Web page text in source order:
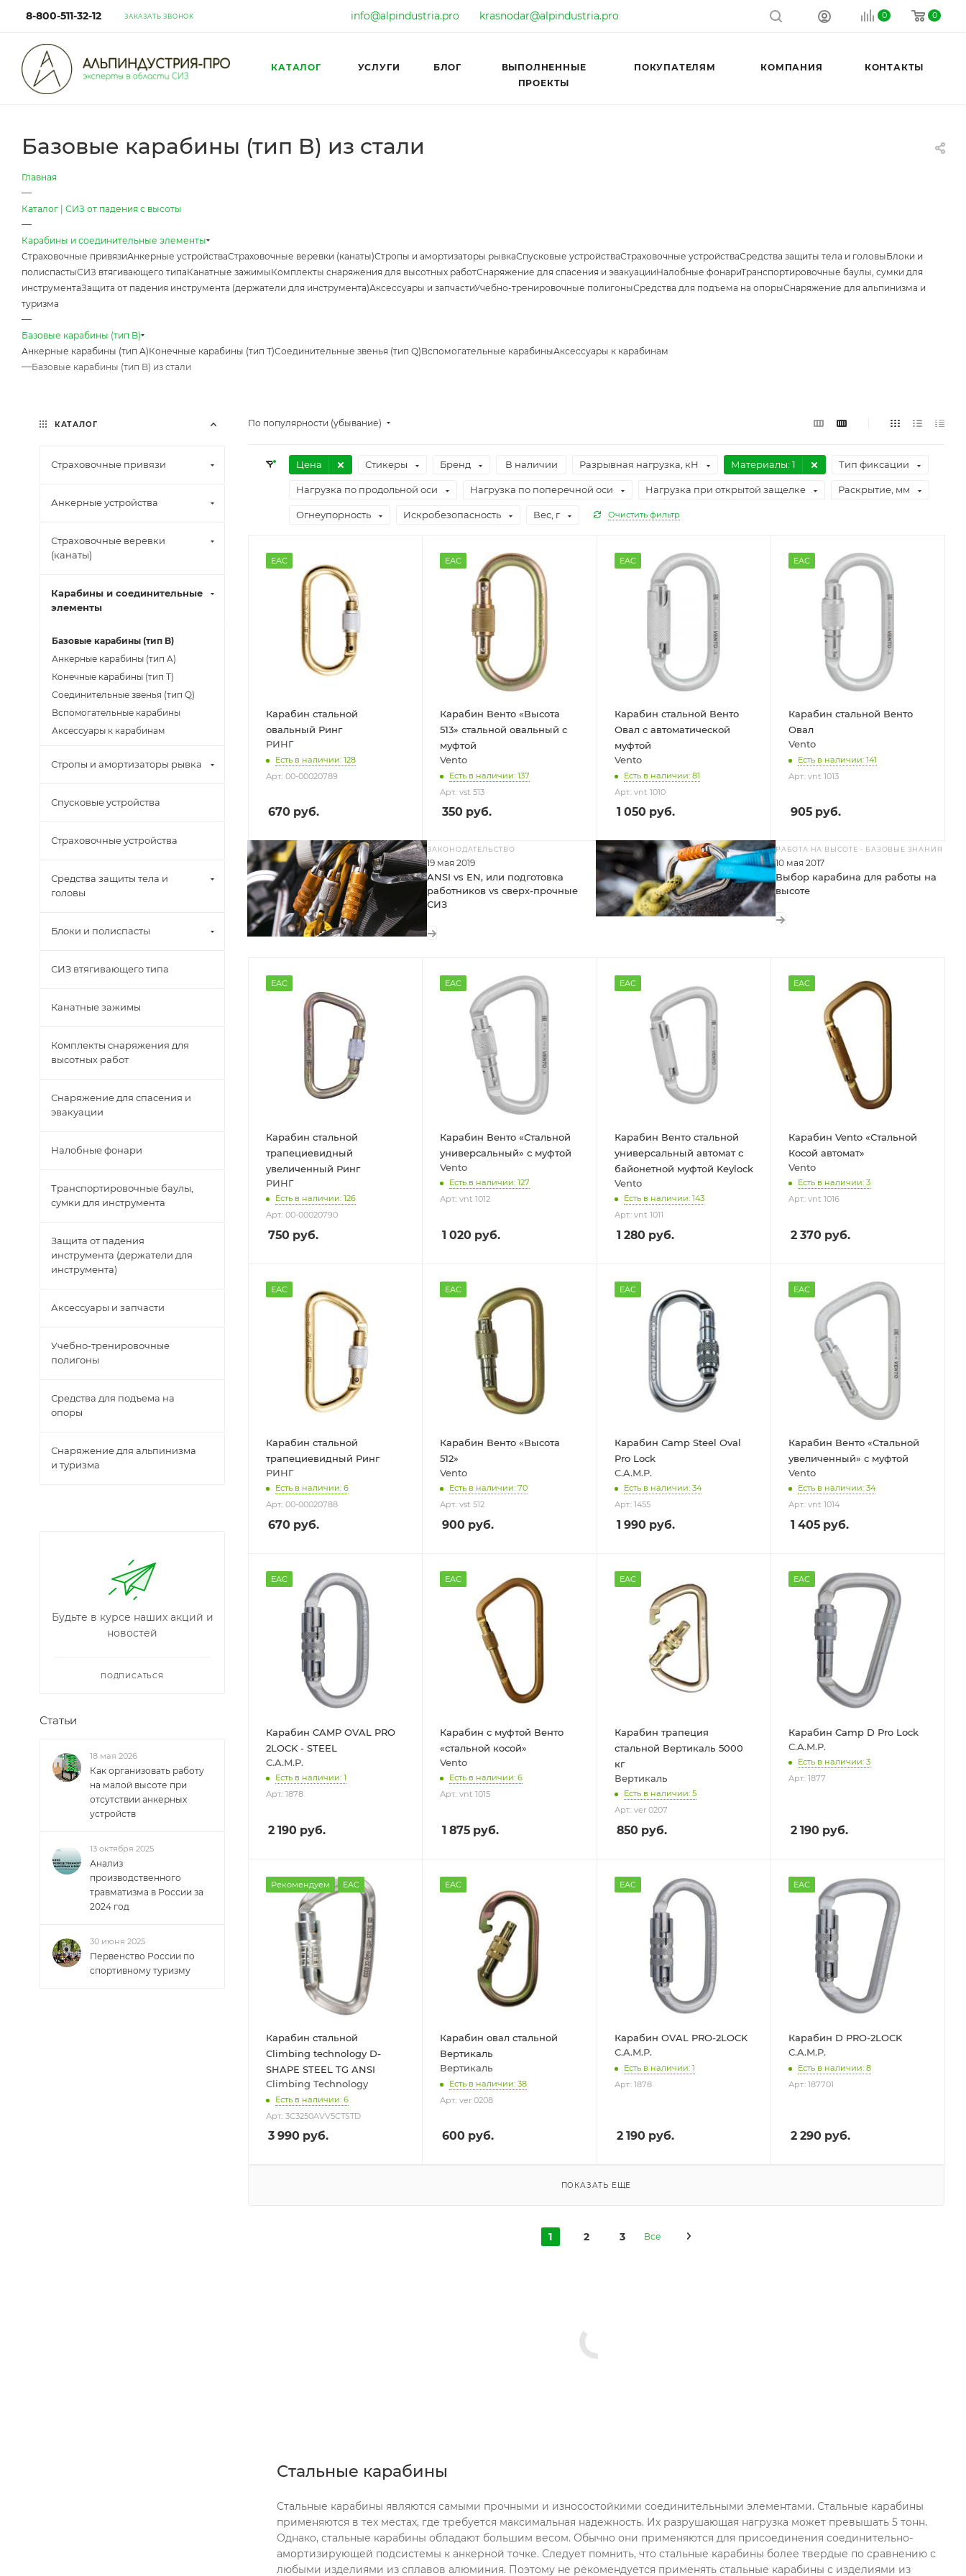
8-800-511-32-12 ЗАКАЗАТЬ ЗВОНОК info@alpindustria.pro krasnodar@alpindustria.pro 0 0
КАТАЛОГ УСЛУГИ БЛОГ
ВЫПОЛНЕННЫЕ
ПРОЕКТЫ
ПОКУПАТЕЛЯМ КОМПАНИЯ КОНТАКТЫ
Базовые карабины (тип B) из стали
Главная
—
Каталог | СИЗ от падения с высоты
—
Карабины и соединительные элементы
Страховочные привязиАнкерные устройстваСтраховочные веревки (канаты)Стропы и амортизаторы рывкаСпусковые устройстваСтраховочные устройстваСредства защиты тела и головыБлоки и
полиспастыСИЗ втягивающего типаКанатные зажимыКомплекты снаряжения для высотных работСнаряжение для спасения и эвакуацииНалобные фонариТранспортировочные баулы, сумки для
инструментаЗащита от падения инструмента (держатели для инструмента)Аксессуары и запчастиУчебно-тренировочные полигоныСредства для подъема на опорыСнаряжение для альпинизма и
туризма
—
Базовые карабины (тип B)
Анкерные карабины (тип A)Конечные карабины (тип T)Соединительные звенья (тип Q)Вспомогательные карабиныАксессуары к карабинам
—Базовые карабины (тип B) из стали
По популярности (убывание)
Цена Стикеры Бренд В наличии Разрывная нагрузка, кН Материалы: 1 Тип фиксации
Нагрузка по продольной оси Нагрузка по поперечной оси Нагрузка при открытой защелке Раскрытие, мм
Огнеупорность Искробезопасность Вес, г Очистить фильтр
EAC
Карабин стальной
овальный Ринг
РИНГ
Есть в наличии: 128
Арт.: 00-00020789
670 руб.
EAC
Карабин Венто «Высота
513» стальной овальный с
муфтой
Vento
Есть в наличии: 137
Арт.: vst 513
350 руб.
EAC
Карабин стальной Венто
Овал с автоматической
муфтой
Vento
Есть в наличии: 81
Арт.: vnt 1010
1 050 руб.
EAC
Карабин стальной Венто
Овал
Vento
Есть в наличии: 141
Арт.: vnt 1013
905руб.
ЗАКОНОДАТЕЛЬСТВО
19 мая 2019
ANSI vs EN, или подготовка
работников vs сверх-прочные
СИЗ
РАБОТА НА ВЫСОТЕ - БАЗОВЫЕ ЗНАНИЯ
10 мая 2017
Выбор карабина для работы на
высоте
EAC
Карабин стальной
трапециевидный
увеличенный Ринг
РИНГ
Есть в наличии: 126
Арт.: 00-00020790
750 руб.
EAC
Карабин Венто «Стальной
универсальный» с муфтой
Vento
Есть в наличии: 127
Арт.: vnt 1012
1 020 руб.
EAC
Карабин Венто стальной
универсальный автомат с
байонетной муфтой Keylock
Vento
Есть в наличии: 143
Арт.: vnt 1011
1 280 руб.
EAC
Карабин Vento «Стальной
Косой автомат»
Vento
Есть в наличии: 3
Арт.: vnt 1016
2 370 руб.
EAC
Карабин стальной
трапециевидный Ринг
РИНГ
Есть в наличии: 6
Арт.: 00-00020788
670 руб.
EAC
Карабин Венто «Высота
512»
Vento
Есть в наличии: 70
Арт.: vst 512
900 руб.
EAC
Карабин Camp Steel Oval
Pro Lock
C.A.M.P.
Есть в наличии: 34
Арт.: 1455
1 990 руб.
EAC
Карабин Венто «Стальной
увеличенный» с муфтой
Vento
Есть в наличии: 34
Арт.: vnt 1014
1 405руб.
EAC
Карабин CAMP OVAL PRO
2LOCK - STEEL
C.A.M.P.
Есть в наличии: 1
Арт.: 1878
2 190 руб.
EAC
Карабин с муфтой Венто
«стальной косой»
Vento
Есть в наличии: 6
Арт.: vnt 1015
1 875 руб.
EAC
Карабин трапеция
стальной Вертикаль 5000
кг
Вертикаль
Есть в наличии: 5
Арт.: ver 0207
850 руб.
EAC
Карабин Camp D Pro Lock
C.A.M.P.
Есть в наличии: 3
Арт.: 1877
2 190 руб.
Рекомендуем EAC
Карабин стальной
Climbing technology D-
SHAPE STEEL TG ANSI
Climbing Technology
Есть в наличии: 6
Арт.: 3C3250AVV5CTSTD
3 990 руб.
EAC
Карабин овал стальной
Вертикаль
Вертикаль
Есть в наличии: 38
Арт.: ver 0208
600 руб.
EAC
Карабин OVAL PRO-2LOCK
C.A.M.P.
Есть в наличии: 1
Арт.: 1878
2 190 руб.
EAC
Карабин D PRO-2LOCK
C.A.M.P.
Есть в наличии: 8
Арт.: 187701
2 290 руб.
ПОКАЗАТЬ ЕЩЕ
1 2 3 Все
Стальные карабины
Стальные карабины являются самыми прочными и износостойкими соединительными элементами. Стальные карабины
применяются в тех местах, где требуется максимальная надежность. Их разрушающая нагрузка может превышать 5 тонн.
Однако, стальные карабины обладают большим весом. Обычно они применяются для присоединения соединительно-
амортизирующей подсистемы к анкерной точке. Следует помнить, что стальные карабины более твердые по сравнению с
любыми изделиями из сплавов алюминия. Поэтому не рекомендуется применять стальные карабины с изделиями из
КАТАЛОГ
Страховочные привязи
Анкерные устройства
Страховочные веревки
(канаты)
Карабины и соединительные
элементы
Базовые карабины (тип B)
Анкерные карабины (тип A)
Конечные карабины (тип T)
Соединительные звенья (тип Q)
Вспомогательные карабины
Аксессуары к карабинам
Стропы и амортизаторы рывка
Спусковые устройства
Страховочные устройства
Средства защиты тела и
головы
Блоки и полиспасты
СИЗ втягивающего типа
Канатные зажимы
Комплекты снаряжения для
высотных работ
Снаряжение для спасения и
эвакуации
Налобные фонари
Транспортировочные баулы,
сумки для инструмента
Защита от падения
инструмента (держатели для
инструмента)
Аксессуары и запчасти
Учебно-тренировочные
полигоны
Средства для подъема на
опоры
Снаряжение для альпинизма
и туризма
Будьте в курсе наших акций и
новостей
ПОДПИСАТЬСЯ
Статьи
18 мая 2026
Как организовать работу
на малой высоте при
отсутствии анкерных
устройств
13 октября 2025
Анализ
производственного
травматизма в России за
2024 год
30 июня 2025
Первенство России по
спортивному туризму